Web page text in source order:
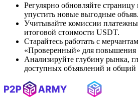
Регулярно обновляйте
упустить новые выгодные
Учитывайте комиссии
итоговой стоимости USDT.
Старайтесь работать с
«Проверенный» для повышения
Анализируйте глубину рынка,
доступных объявлений и общий